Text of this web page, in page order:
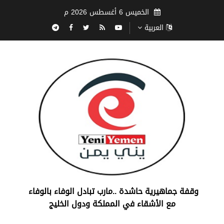
الخميس 6 أغسطس 2026 م
العربية
‏وقفة جماهيرية حاشدة ..مارب ‏تبادل الوفاء بالوفاء ‏
مع الأشقاء في المملكة ودول الخليج